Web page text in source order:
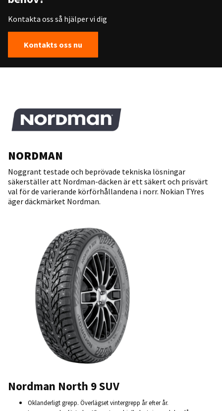
Kontakta oss så hjälper vi dig
Kontakts oss nu
NORDMAN
Noggrant testade och beprövade tekniska lösningar
säkerställer att Nordman-däcken är ett säkert och prisvärt
val för de varierande körförhållandena i norr. Nokian TYres
äger däckmärket Nordman.
Nordman North 9 SUV
Oklanderligt grepp. Överlägset vintergrepp år efter år.